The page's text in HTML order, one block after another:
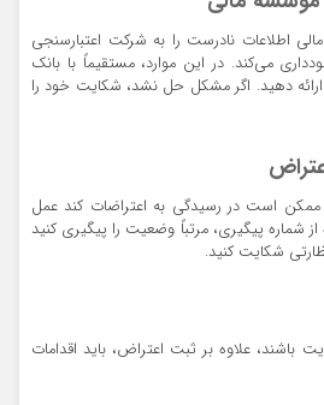
اطلاعات نادرست را به شرکت اعتبارسنجی
می‌کند. در این موارد، مستقیماً با بانک
دهید. اگر مشکل حل نشد، شکایت خود را
است در رسیدگی به اعتراضات کند عمل
شماره پیگیری، مرتباً وضعیت را پیگیری کنید
شکایت کنید.
علاوه بر ثبت اعتراض، باید اقدامات